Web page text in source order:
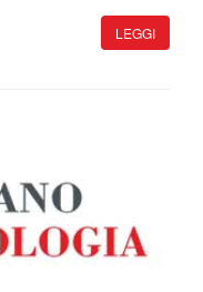
LEGGI